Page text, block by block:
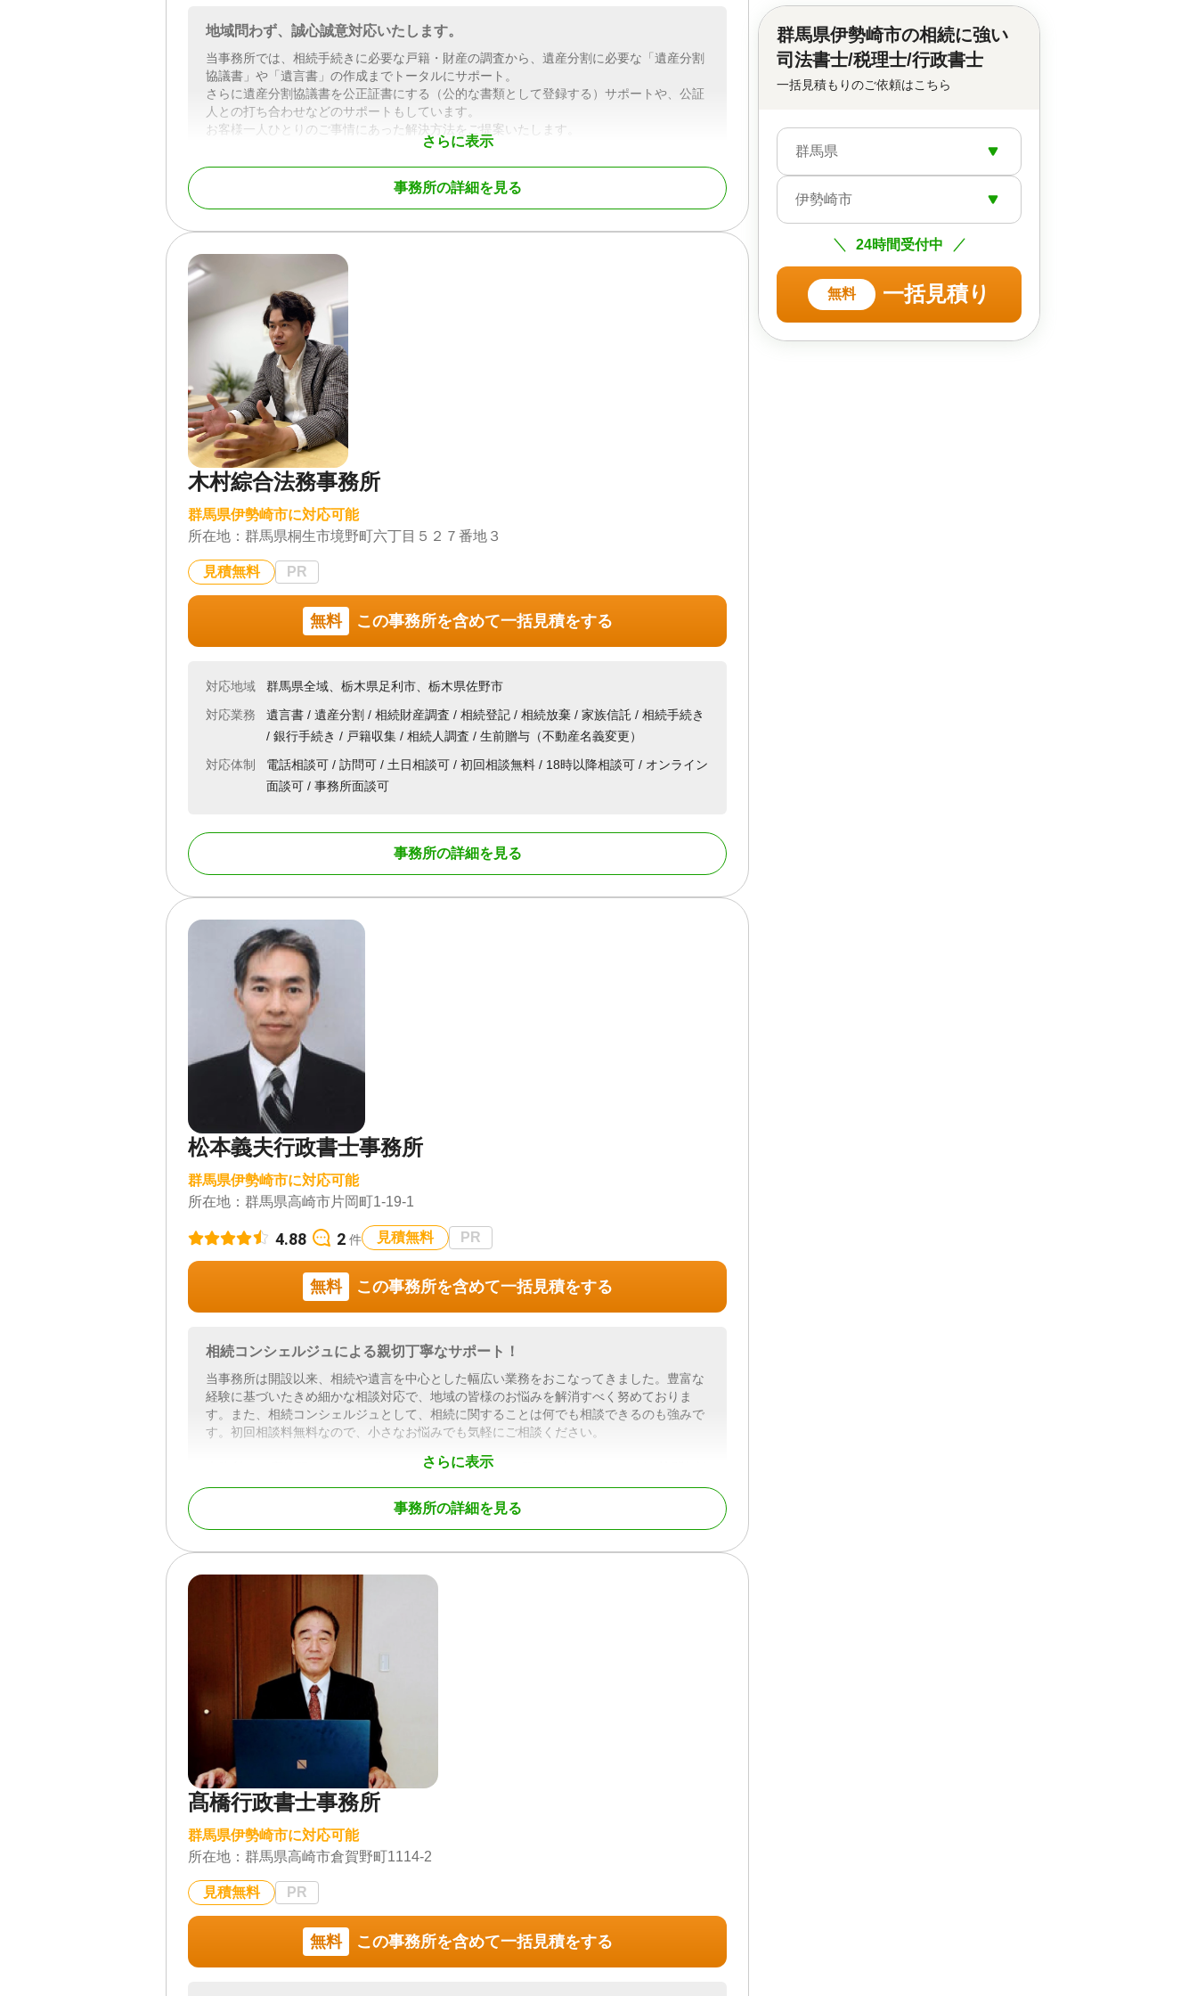
さらに表示
地域問わず、誠心誠意対応いたします。
当事務所では、相続手続きに必要な戸籍・財産の調査から、遺産分割に必要な「遺産分割
協議書」や「遺言書」の作成までトータルにサポート。
さらに遺産分割協議書を公正証書にする（公的な書類として登録する）サポートや、公証
人との打ち合わせなどのサポートもしています。
お客様一人ひとりのご事情にあった解決方法をご提案いたします。
群馬県・埼玉県北部・栃木県西部
対応業務
遺言書 / 遺産分割 / 生前贈与 / 相続財産調査 / 家族信託 / 相続手続き / 銀行手続
き / 戸籍収集 / 相続人調査
対応体制
電話相談可 / 訪問可 / 土日相談可 / 初回相談無料 / 18時以降相談可 / オンライン
面談可 / 事務所面談可
事務所の詳細を見る
木村綜合法務事務所
群馬県伊勢崎市に対応可能
所在地： 群馬県桐生市境野町六丁目５２７番地３
見積無料 PR
無料 この事務所を含めて一括見積をする
対応地域
群馬県全域、栃木県足利市、栃木県佐野市
対応業務
遺言書 / 遺産分割 / 相続財産調査 / 相続登記 / 相続放棄 / 家族信託 / 相続手続き
/ 銀行手続き / 戸籍収集 / 相続人調査 / 生前贈与（不動産名義変更）
対応体制
電話相談可 / 訪問可 / 土日相談可 / 初回相談無料 / 18時以降相談可 / オンライン
面談可 / 事務所面談可
事務所の詳細を見る
松本義夫行政書士事務所
群馬県伊勢崎市に対応可能
所在地： 群馬県高崎市片岡町1-19-1
4.88 2 件 見積無料 PR
無料 この事務所を含めて一括見積をする
さらに表示
相続コンシェルジュによる親切丁寧なサポート！
当事務所は開設以来、相続や遺言を中心とした幅広い業務をおこなってきました。豊富な
経験に基づいたきめ細かな相談対応で、地域の皆様のお悩みを解消すべく努めておりま
す。また、相続コンシェルジュとして、相続に関することは何でも相談できるのも強みで
す。初回相談料無料なので、小さなお悩みでも気軽にご相談ください。
事務所はJR高崎駅より車で15分ほどの場所にあります。駅から少し遠めですが、訪問相談
や電話相談が可能なので、ご安心ください。
19時以降や土日相談など個々の事情にあわせたきめ細かい対応をいたします。
携しております。不動産名義変更、相続税、未登記建物、相続争いなどもご相談くださ
い。それぞれふさわしいプロフェショナルをご紹介させていただきます。
遺言書 / 遺産分割 / 相続財産調査 / 家族信託 / 相続手続き / 銀行手続き / 戸籍収
集 / 相続人調査
対応体制
電話相談可 / 訪問可 / 土日相談可 / 初回相談無料 / 18時以降相談可
事務所の詳細を見る
髙橋行政書士事務所
群馬県伊勢崎市に対応可能
所在地： 群馬県高崎市倉賀野町1114-2
見積無料 PR
無料 この事務所を含めて一括見積をする
群馬県伊勢崎市の相続に強い
司法書士/税理士/行政書士
一括見積もりのご依頼はこちら
群馬県
伊勢崎市
24時間受付中
無料 一括見積り